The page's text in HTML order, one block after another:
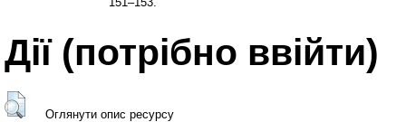
Дії ​​(потрібно ввійти)
Оглянути опис ресурсу